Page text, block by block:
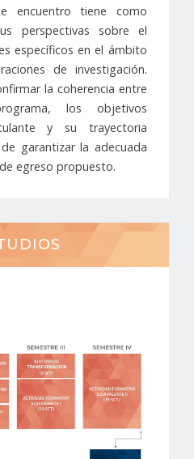
encuentro tiene como
perspectivas sobre el
específicos en el ámbito
de investigación.
la coherencia entre
los objetivos
y su trayectoria
garantizar la adecuada
egreso propuesto.